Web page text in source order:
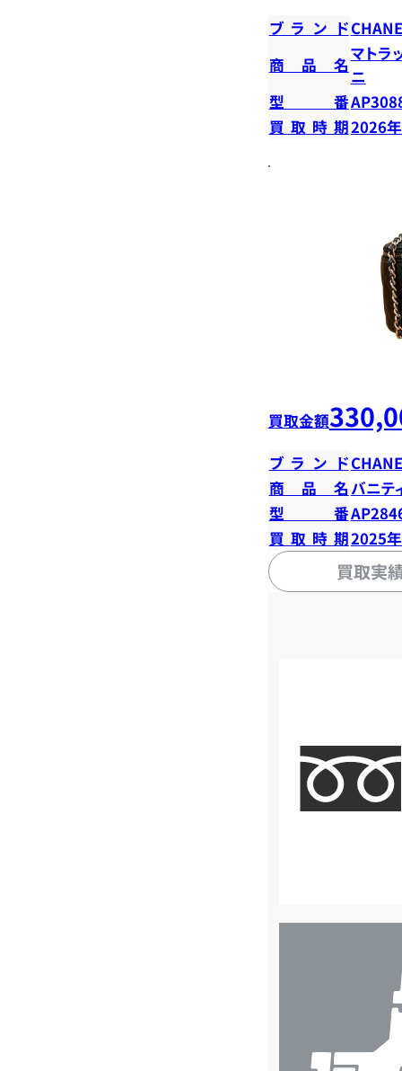
ブランド
商品名
マトラ
ニ
型番
買取時期2026
買取金額
ブランド
商品名バニテ
型番
買取時期2025
買取実